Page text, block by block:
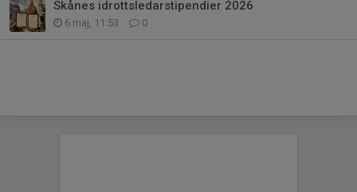
Skånes idrottsledarstipendier 2026
6 maj, 11:53 0